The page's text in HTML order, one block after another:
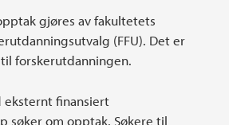
gjøres av fakultetets
(FFU). Det er
forskerutdanningen.
eksternt finansiert
søker om opptak. Søkere til